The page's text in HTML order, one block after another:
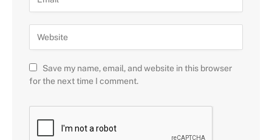
Save my name, email, and website in this browser
for the next time I comment.